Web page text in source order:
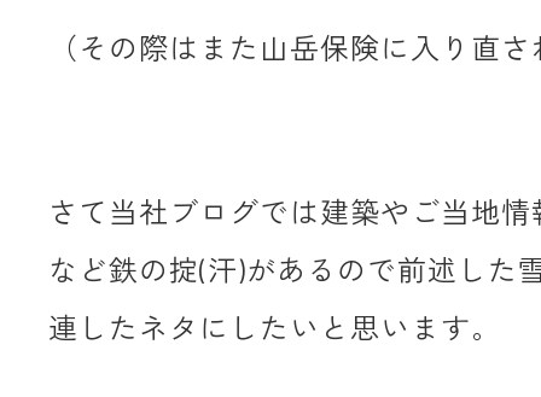
（その際はまた山岳保険に入り直
さて当社ブログでは建築やご当地
など鉄の掟(汗)があるので前述した
連したネタにしたいと思います。